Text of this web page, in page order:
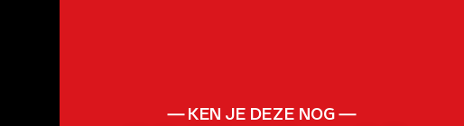
KEN JE DEZE NOG